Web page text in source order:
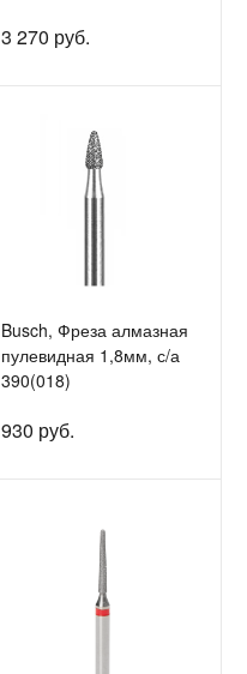
3 270 руб.
Busch, Фреза алмазная
пулевидная 1,8мм, с/а
390(018)
930 руб.